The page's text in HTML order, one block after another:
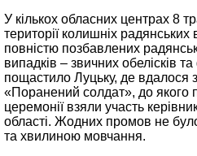
У кількох обласних центрах 8
території колишніх радянських
повністю позбавлених
випадків – звичних обелісків
пощастило Луцьку, де вдалося
«Поранений солдат», до якого
церемонії взяли участь
області. Жодних промов не
та хвилиною мовчання.